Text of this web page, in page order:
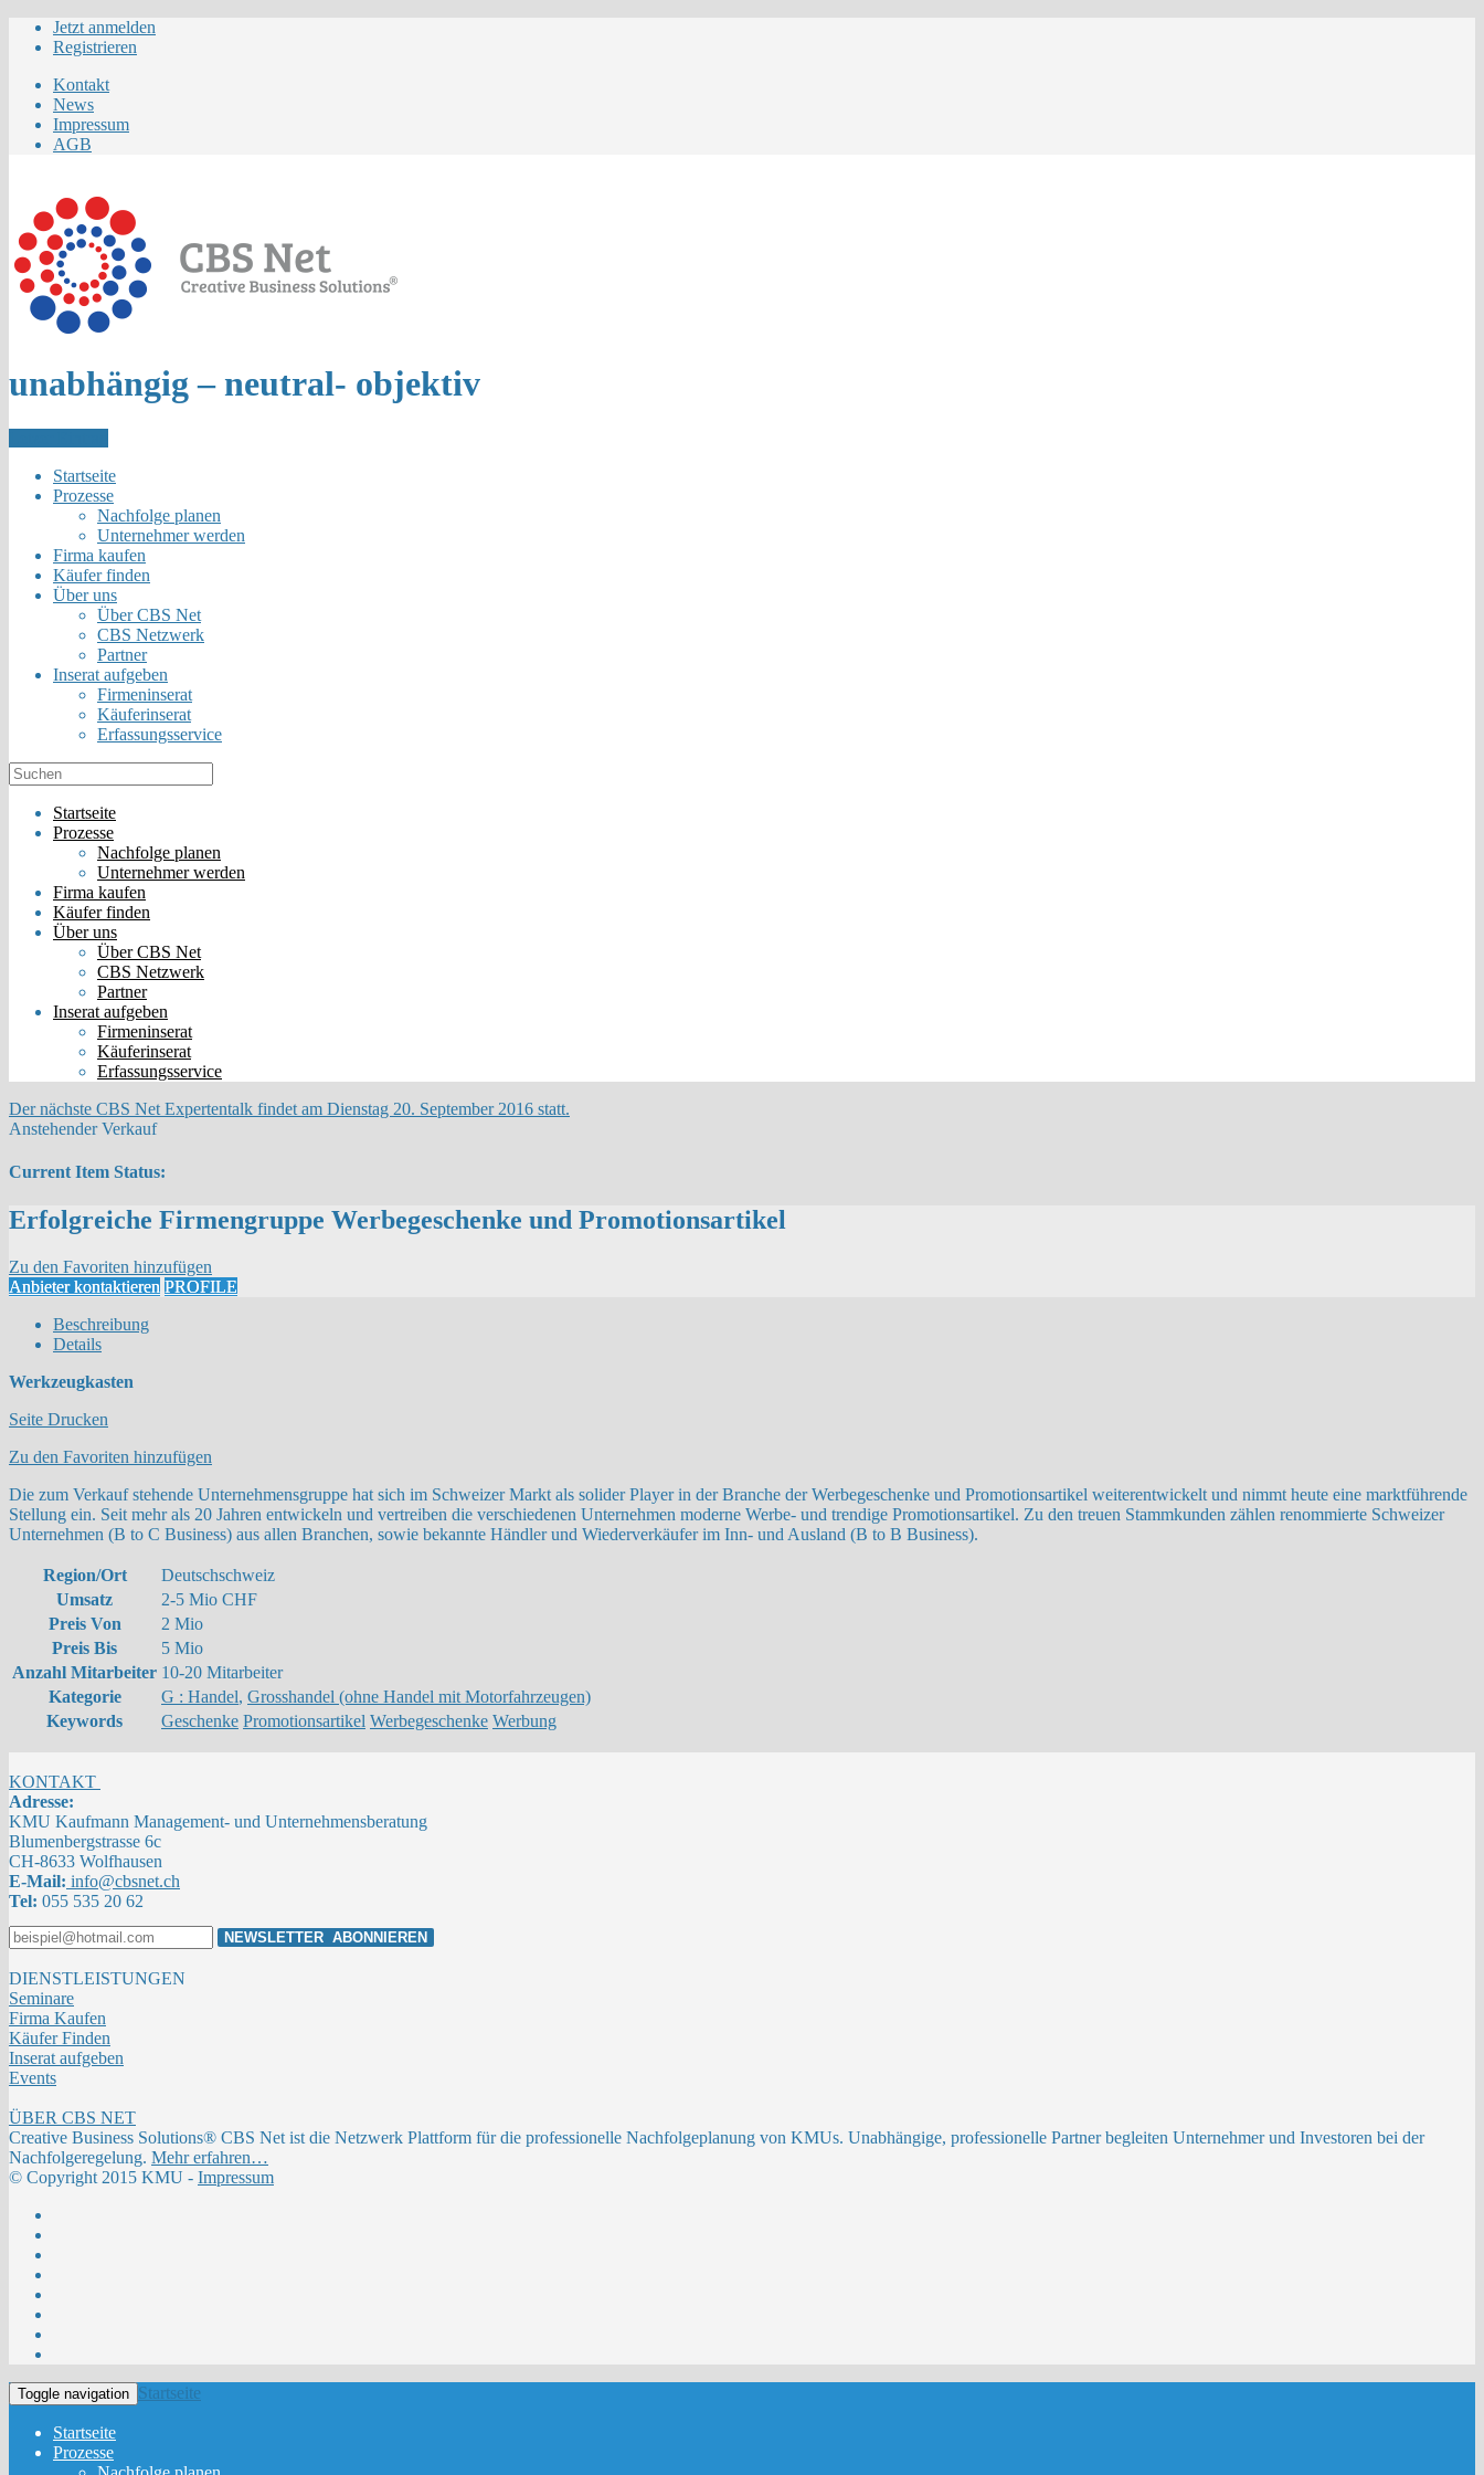
Jetzt anmelden
Registrieren
Kontakt
News
Impressum
AGB
unabhängig – neutral- objektiv
Startseite
Prozesse
Nachfolge planen
Unternehmer werden
Firma kaufen
Käufer finden
Über uns
Über CBS Net
CBS Netzwerk
Partner
Inserat aufgeben
Firmeninserat
Käuferinserat
Erfassungsservice
Startseite
Prozesse
Nachfolge planen
Unternehmer werden
Firma kaufen
Käufer finden
Über uns
Über CBS Net
CBS Netzwerk
Partner
Inserat aufgeben
Firmeninserat
Käuferinserat
Erfassungsservice
Der nächste CBS Net Expertentalk findet am Dienstag 20. September 2016 statt.
Anstehender Verkauf
Current Item Status:
Erfolgreiche Firmengruppe Werbegeschenke und Promotionsartikel
Zu den Favoriten hinzufügen
Anbieter kontaktieren PROFILE
Beschreibung
Details
Werkzeugkasten
Seite Drucken
Zu den Favoriten hinzufügen
Die zum Verkauf stehende Unternehmensgruppe hat sich im Schweizer Markt als solider Player in der Branche der Werbegeschenke und Promotionsartikel weiterentwickelt und nimmt heute eine marktführende
Stellung ein. Seit mehr als 20 Jahren entwickeln und vertreiben die verschiedenen Unternehmen moderne Werbe- und trendige Promotionsartikel. Zu den treuen Stammkunden zählen renommierte Schweizer
Unternehmen (B to C Business) aus allen Branchen, sowie bekannte Händler und Wiederverkäufer im Inn- und Ausland (B to B Business).
Region/Ort
Deutschschweiz
Umsatz
2-5 Mio CHF
Preis Von
2 Mio
Preis Bis
5 Mio
Anzahl Mitarbeiter 10-20 Mitarbeiter
Kategorie
G : Handel, Grosshandel (ohne Handel mit Motorfahrzeugen)
Keywords
Geschenke Promotionsartikel Werbegeschenke Werbung
KONTAKT
Adresse:
KMU Kaufmann Management- und Unternehmensberatung
Blumenbergstrasse 6c
CH-8633 Wolfhausen
E-Mail: info@cbsnet.ch
Tel: 055 535 20 62
DIENSTLEISTUNGEN
Seminare
Firma Kaufen
Käufer Finden
Inserat aufgeben
Events
ÜBER CBS NET
Creative Business Solutions® CBS Net ist die Netzwerk Plattform für die professionelle Nachfolgeplanung von KMUs. Unabhängige, professionelle Partner begleiten Unternehmer und Investoren bei der
Nachfolgeregelung. Mehr erfahren…
© Copyright 2015 KMU - Impressum
Toggle navigation Startseite
Startseite
Prozesse